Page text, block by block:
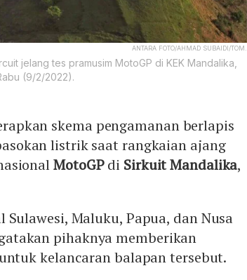
ANTARA FOTO/AHMAD SUBAIDI/TOM.
jelang tes pramusim MotoGP di KEK Mandalika,
(9/2/2022).
skema pengamanan berlapis
listrik saat rangkaian ajang
MotoGPdi Sirkuit Mandalika,
Sulawesi, Maluku, Papua, dan Nusa
pihaknya memberikan
kelancaran balapan tersebut.